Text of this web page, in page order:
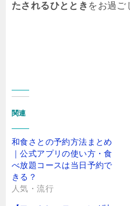
たされるひととき をお過ご
関連
和食さとの予約方法まとめ
｜公式アプリの使い方・食
べ放題コースは当日予約で
きる？
人気・流行